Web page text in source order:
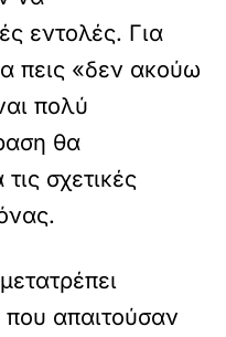
εντολές. Για
πεις «δεν ακούω
πολύ
θα
σχετικές
απαιτούσαν